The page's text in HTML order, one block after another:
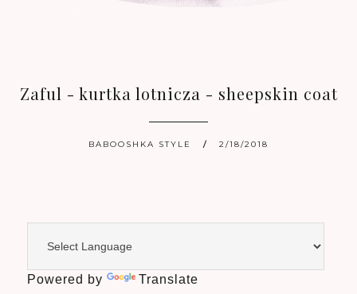
Zaful - kurtka lotnicza - sheepskin coat
BABOOSHKA STYLE 2/18/2018
Powered by Translate